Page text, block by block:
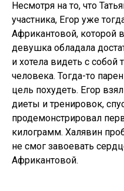
Несмотря на то, что
участника, Егор уже
Африкантовой,
девушка обладала
и хотела видеть с собой
человека. Тогда-то
цель похудеть. Егор
диеты и тренировок,
продемонстрировал
килограмм. Халявин
не смог завоевать
Африкантовой.